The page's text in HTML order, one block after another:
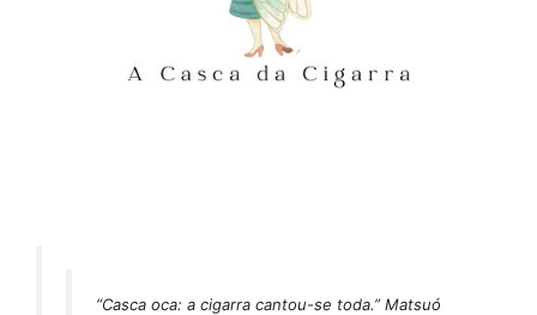
“Casca oca: a cigarra cantou-se toda.” Matsuó